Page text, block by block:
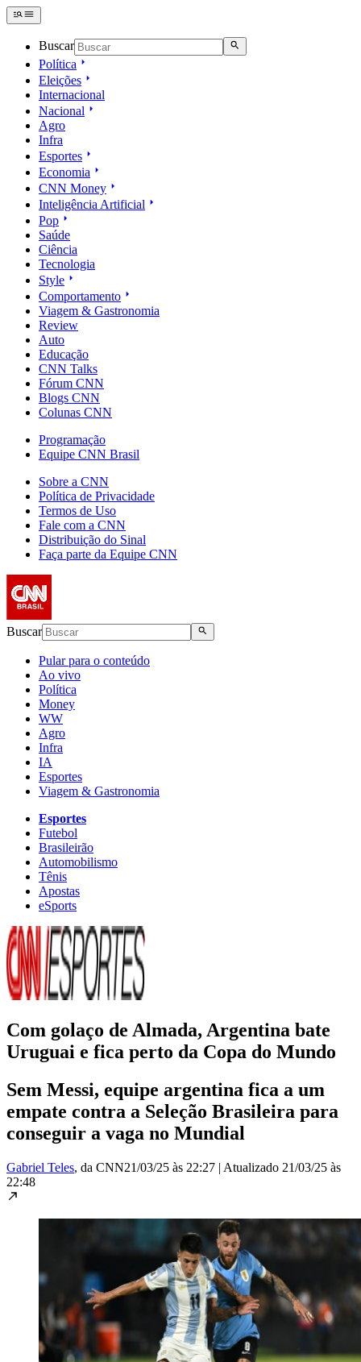
Buscar
Política
Eleições
Internacional
Nacional
Agro
Infra
Esportes
Economia
CNN Money
Inteligência Artificial
Pop
Saúde
Ciência
Tecnologia
Style
Comportamento
Viagem & Gastronomia
Review
Auto
Educação
CNN Talks
Fórum CNN
Blogs CNN
Colunas CNN
Programação
Equipe CNN Brasil
Sobre a CNN
Política de Privacidade
Termos de Uso
Fale com a CNN
Distribuição do Sinal
Faça parte da Equipe CNN
Buscar
Pular para o conteúdo
Ao vivo
Política
Money
WW
Agro
Infra
IA
Esportes
Viagem & Gastronomia
Esportes
Futebol
Brasileirão
Automobilismo
Tênis
Apostas
eSports
Com golaço de Almada, Argentina bate
Uruguai e fica perto da Copa do Mundo
Sem Messi, equipe argentina fica a um
empate contra a Seleção Brasileira para
conseguir a vaga no Mundial
Gabriel Teles, da CNN21/03/25 às 22:27 | Atualizado 21/03/25 às
22:48